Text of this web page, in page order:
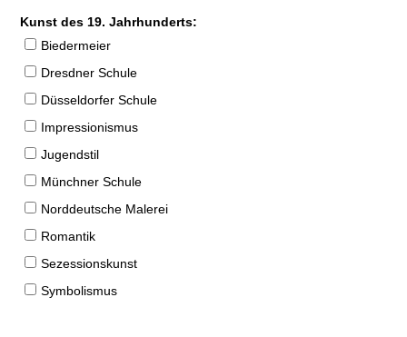
Kunst des 19. Jahrhunderts:
Biedermeier
Dresdner Schule
Düsseldorfer Schule
Impressionismus
Jugendstil
Münchner Schule
Norddeutsche Malerei
Romantik
Sezessionskunst
Symbolismus